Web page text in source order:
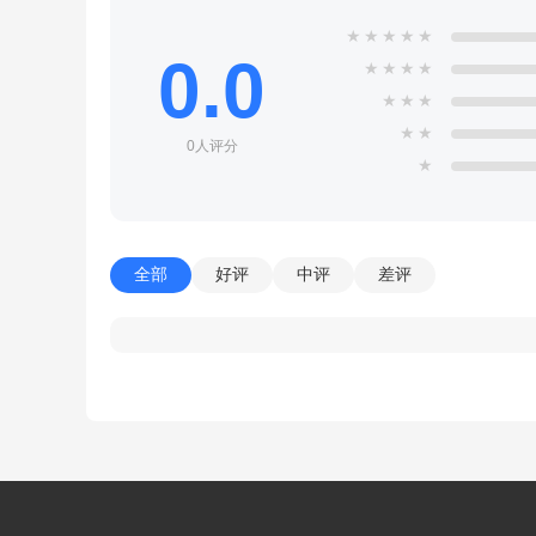
0.0
0人评分
★ ★ ★ ★ ★
★ ★ ★ ★
★ ★ ★
★ ★
★
全部 好评 中评 差评